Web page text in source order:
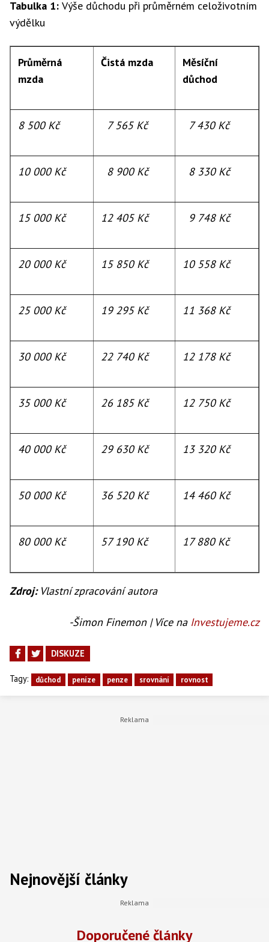
Tabulka 1: Výše důchodu při průměrném celoživotním
výdělku
Průměrná
mzda
Čistá mzda
Měsíční
důchod
8 500 Kč 7 565 Kč 7 430 Kč
10 000 Kč 8 900 Kč 8 330 Kč
15 000 Kč 12 405 Kč 9 748 Kč
20 000 Kč 15 850 Kč 10 558 Kč
25 000 Kč 19 295 Kč 11 368 Kč
30 000 Kč 22 740 Kč 12 178 Kč
35 000 Kč 26 185 Kč 12 750 Kč
40 000 Kč 29 630 Kč 13 320 Kč
50 000 Kč 36 520 Kč 14 460 Kč
80 000 Kč 57 190 Kč 17 880 Kč
Zdroj:Vlastní zpracování autora
-Šimon Finemon | Více na Investujeme.cz
DISKUZE
Tagy: důchod peníze penze srovnání rovnost
Nejnovější články
Doporučené články